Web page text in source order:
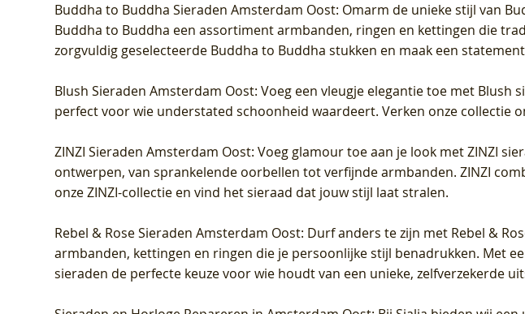
Buddha to Buddha Sieraden Amsterdam Oost: Omarm de unieke stijl van
Buddha to Buddha een assortiment armbanden, ringen en kettingen die
zorgvuldig geselecteerde Buddha to Buddha stukken en maak een
Blush Sieraden Amsterdam Oost: Voeg een vleugje elegantie toe met
perfect voor wie understated schoonheid waardeert. Verken onze collectie
ZINZI Sieraden Amsterdam Oost: Voeg glamour toe aan je look met ZINZI
ontwerpen, van sprankelende oorbellen tot verfijnde armbanden. ZINZI
onze ZINZI-collectie en vind het sieraad dat jouw stijl laat stralen.
Rebel & Rose Sieraden Amsterdam Oost: Durf anders te zijn met Rebel &
armbanden, kettingen en ringen die je persoonlijke stijl benadrukken. Met
sieraden de perfecte keuze voor wie houdt van een unieke, zelfverzekerde